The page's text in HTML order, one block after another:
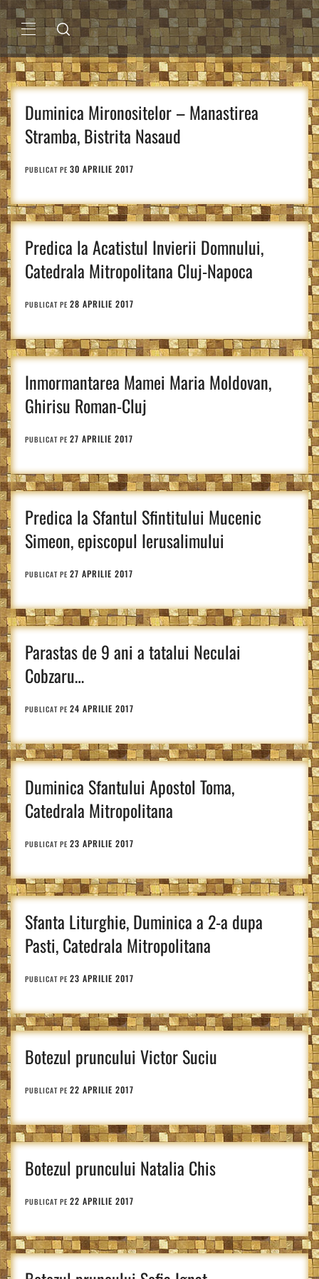
Sari
la
conținutMENIU
PRINCIPAL
Duminica Mironositelor – Manastirea
Stramba, Bistrita Nasaud
PUBLICAT PE 30 APRILIE 2017
Predica la Acatistul Invierii Domnului,
Catedrala Mitropolitana Cluj-Napoca
PUBLICAT PE 28 APRILIE 2017
Inmormantarea Mamei Maria Moldovan,
Ghirisu Roman-Cluj
PUBLICAT PE 27 APRILIE 2017
Predica la Sfantul Sfintitului Mucenic
Simeon, episcopul Ierusalimului
PUBLICAT PE 27 APRILIE 2017
Parastas de 9 ani a tatalui Neculai
Cobzaru…
PUBLICAT PE 24 APRILIE 2017
Duminica Sfantului Apostol Toma,
Catedrala Mitropolitana
PUBLICAT PE 23 APRILIE 2017
Sfanta Liturghie, Duminica a 2-a dupa
Pasti, Catedrala Mitropolitana
PUBLICAT PE 23 APRILIE 2017
Botezul pruncului Victor Suciu
PUBLICAT PE 22 APRILIE 2017
Botezul pruncului Natalia Chis
PUBLICAT PE 22 APRILIE 2017